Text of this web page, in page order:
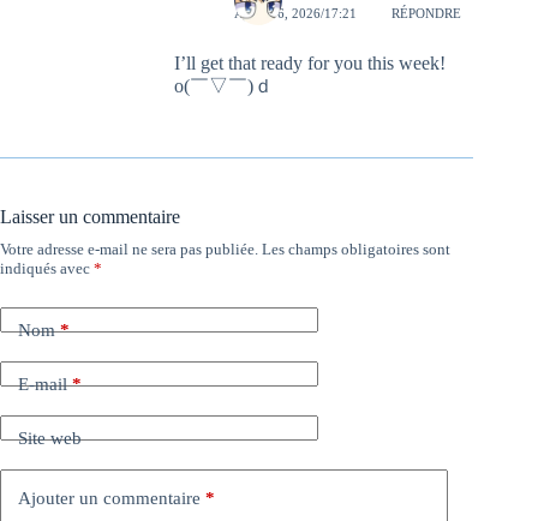
AVRIL 6, 2026/17:21 RÉPONDRE
I’ll get that ready for you this week!
o(￣▽￣)ｄ
Laisser un commentaire
Votre adresse e-mail ne sera pas publiée. Les champs obligatoires sont
indiqués avec *
Nom*
E-mail*
Site web
Ajouter un commentaire *